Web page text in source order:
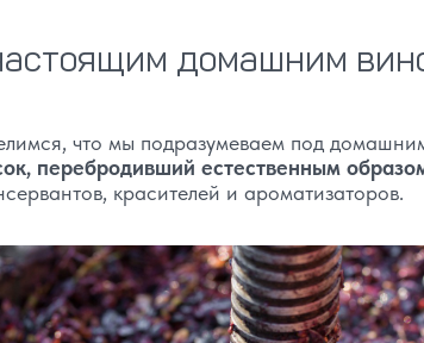
домашним
что мы подразумеваем под
перебродивший естественным
красителей и ароматизаторов.